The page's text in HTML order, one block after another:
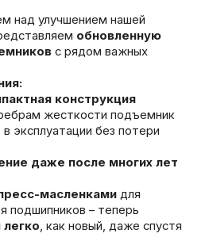
над улучшением нашей
обновленную
с рядом важных
конструкция
жесткости подъемник
в эксплуатации без потери
даже после многих лет
масленкамидля
подшипников – теперь
легко, как новый, даже спустя